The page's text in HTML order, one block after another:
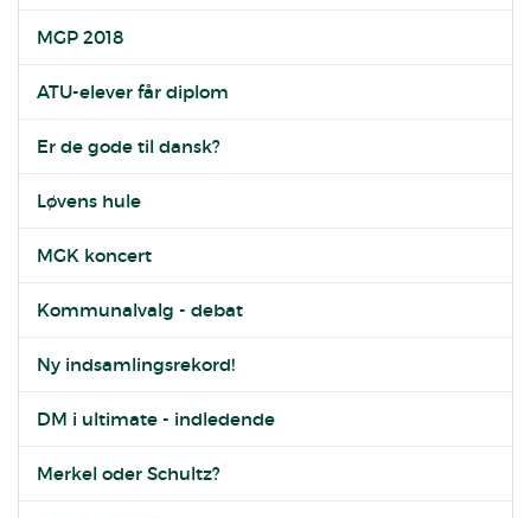
MGP 2018
ATU-elever får diplom
Er de gode til dansk?
Løvens hule
MGK koncert
Kommunalvalg - debat
Ny indsamlingsrekord!
DM i ultimate - indledende
Merkel oder Schultz?